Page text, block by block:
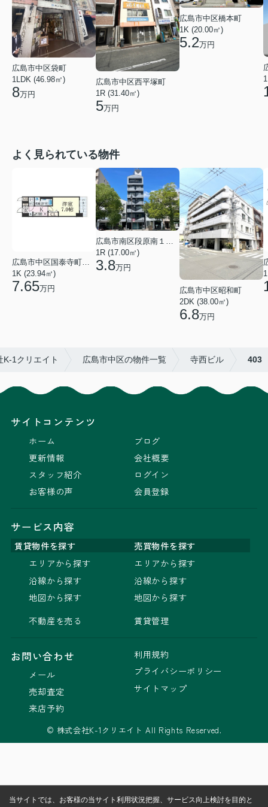
広島市中区袋町
1LDK (46.98㎡)
8万円
広島市中区西平塚町
1R (31.40㎡)
5万円
広島市中区橋本町
1K (20.00㎡)
5.2万円
よく見られている物件
広島市中区国泰寺町２丁目
1K (23.94㎡)
7.65万円
広島市南区段原南１丁目
1R (17.00㎡)
3.8万円
広島市中区昭和町
2DK (38.00㎡)
6.8万円
1クリエイト 広島市中区の物件一覧 寺西ビル 403
サイトコンテンツ
ホーム
更新情報
スタッフ紹介
お客様の声
ブログ
会社概要
ログイン
会員登録
サービス内容
賃貸物件を探す
売買物件を探す
エリアから探す
沿線から探す
地図から探す
不動産を売る
エリアから探す
沿線から探す
地図から探す
賃貸管理
お問い合わせ
メール
売却査定
来店予約
利用規約
プライバシーポリシー
サイトマップ
© 株式会社K-1クリエイト All Rights Reserved.
当サイトでは、お客様の当サイト利用状況把握、サービス向上検討を目的と